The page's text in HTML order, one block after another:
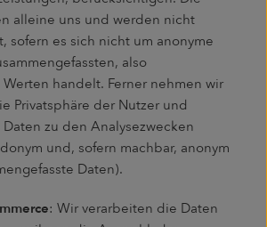
alleine uns und werden nicht
sofern es sich nicht um anonyme
also
handelt. Ferner nehmen wir
Privatsphäre der Nutzer und
zu den Analysezwecken
und, sofern machbar, anonym
Daten).
: Wir verarbeiten die Daten